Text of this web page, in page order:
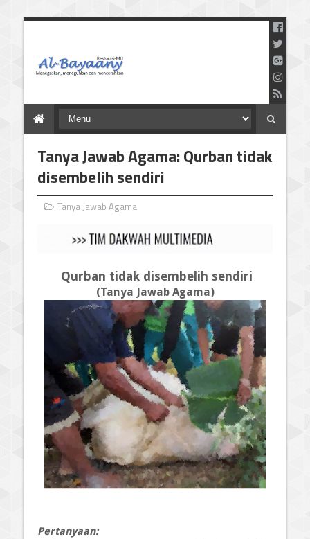
dan Mencerahkan
Tanya Jawab Agama: Qurban tidak
disembelih sendiri
Tanya Jawab Agama
Qurban tidak disembelih sendiri
(Tanya Jawab Agama)
Pertanyaan: